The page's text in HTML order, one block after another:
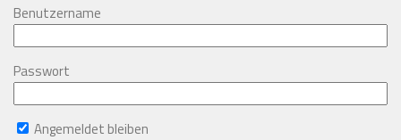
Benutzername
Passwort
Angemeldet bleiben